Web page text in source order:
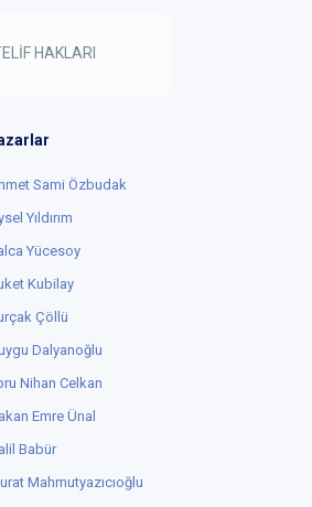
HAKLARI
Sami Özbudak
Yıldırım
Yücesoy
Kubilay
Çöllü
Dalyanoğlu
Nihan Celkan
Emre Ünal
Babür
Mahmutyazıcıoğlu